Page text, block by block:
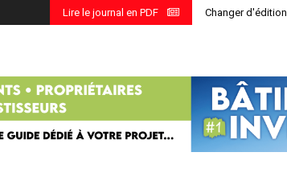
Changer d'édition
Lire le journal en PDF